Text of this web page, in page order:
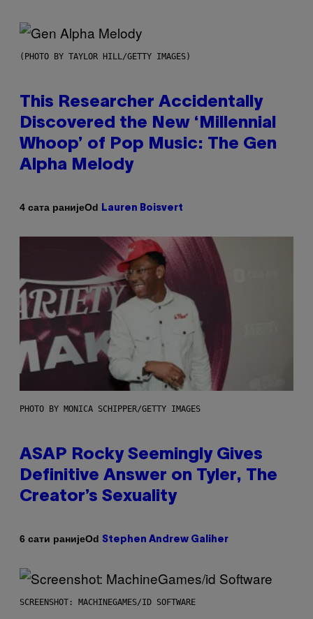
(PHOTO BY TAYLOR HILL/GETTY IMAGES)
This Researcher Accidentally
Discovered the New ‘Millennial
Whoop’ of Pop Music: The Gen
Alpha Melody
4 сата ранијеOd Lauren Boisvert
PHOTO BY MONICA SCHIPPER/GETTY IMAGES
ASAP Rocky Seemingly Gives
Definitive Answer on Tyler, The
Creator’s Sexuality
6 сати ранијеOd Stephen Andrew Galiher
SCREENSHOT: MACHINEGAMES/ID SOFTWARE